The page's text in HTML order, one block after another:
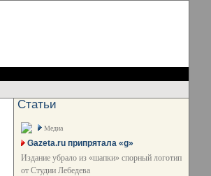
Статьи
Медиа
Gazeta.ru припрятала «g»
Издание убрало из «шапки» спорный логотип
от Студии Лебедева